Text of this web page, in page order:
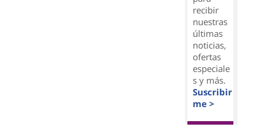
recibir
nuestras
últimas
noticias,
ofertas
especiale
s y más.
Suscribir
me >